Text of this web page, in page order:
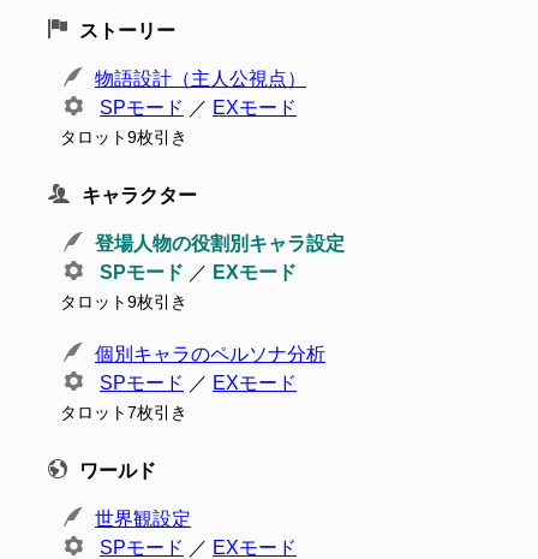
ストーリー
物語設計（主人公視点）
SPモード ／ EXモード
タロット9枚引き
キャラクター
登場人物の役割別キャラ設定
SPモード ／ EXモード
タロット9枚引き
個別キャラのペルソナ分析
SPモード ／ EXモード
タロット7枚引き
ワールド
世界観設定
SPモード ／ EXモード